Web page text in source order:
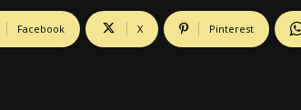
Facebook X Pinterest